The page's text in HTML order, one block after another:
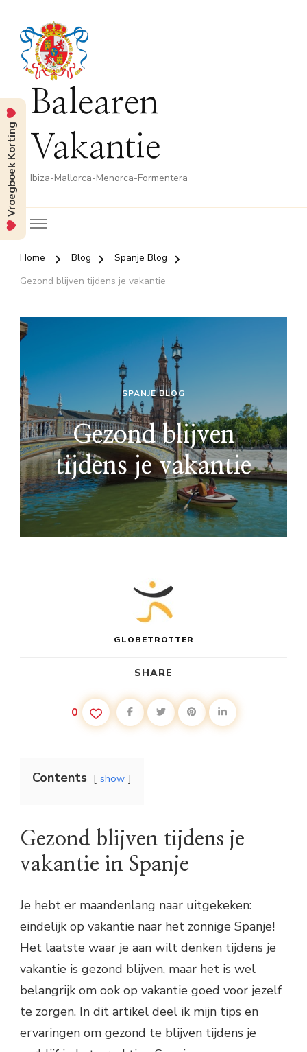
Balearen
Vakantie
Ibiza-Mallorca-Menorca-Formentera
Home Blog
Spanje Blog
Gezond blijven tijdens je vakantie
SPANJE BLOG
Gezond blijven
tijdens je vakantie
GLOBETROTTER
SHARE
0
Contents show
Gezond blijven tijdens je
vakantie in Spanje
Je hebt er maandenlang naar uitgekeken:
eindelijk op vakantie naar het zonnige Spanje!
Het laatste waar je aan wilt denken tijdens je
vakantie is gezond blijven, maar het is wel
belangrijk om ook op vakantie goed voor jezelf
te zorgen. In dit artikel deel ik mijn tips en
ervaringen om gezond te blijven tijdens je
Vroegboek Korting